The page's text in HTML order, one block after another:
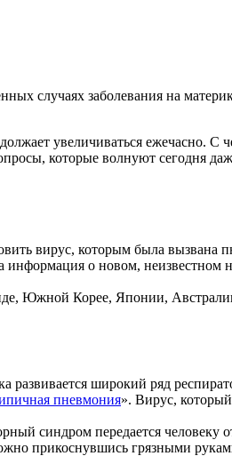
случаях заболевания на
увеличиваться ежечасно. С
которые волнуют сегодня
вирус, которым была вызвана
о новом, неизвестном
Южной Корее, Японии,
развивается широкий ряд
пневмония». Вирус,
синдром передается человеку
прикоснувшись грязными